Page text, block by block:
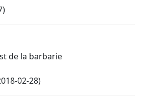
de la barbarie
02-28)